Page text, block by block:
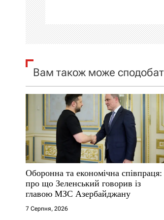
ц
і
я
а
и
с
і
в
Вам також може
Оборонна та економічна співпраця:
про що Зеленський говорив із
главою МЗС Азербайджану
7 Серпня, 2026